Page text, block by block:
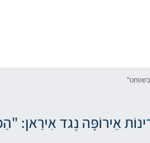
אֵירוֹפָּה נֶגד אִירַאן: